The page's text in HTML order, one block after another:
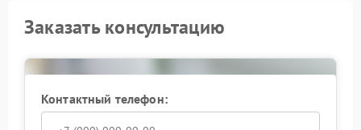
Заказать консультацию
Контактный телефон: